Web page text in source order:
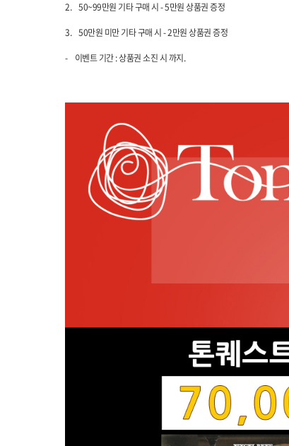
2. 50~99만원 기타 구매 시 - 5만원 상품권 증정
3. 50만원 미만 기타 구매 시 - 2만원 상품권 증정
-
이벤트 기간 : 상품권 소진 시 까지.